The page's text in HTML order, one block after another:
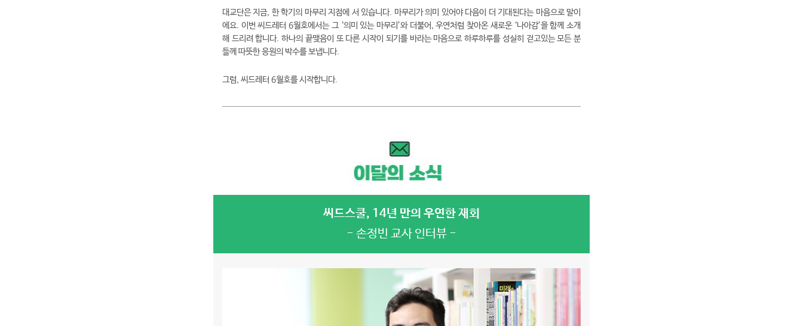
대교단은 지금, 한 학기의 마무리 지점에 서 있습니다. 마무리가 의미 있어야 다음이 더 기대된다는 마음으로 말이
에요. 이번 씨드레터 6월호에서는 그 ‘의미 있는 마무리’와 더불어, 우연처럼 찾아온 새로운 ‘나아감’을 함께 소개
해 드리려 합니다.하나의 끝맺음이 또 다른 시작이 되기를 바라는 마음으로 하루하루를 성실히 걷고있는 모든 분
들께 따뜻한 응원의 박수를 보냅니다.
그럼, 씨드레터 6월호를 시작합니다.
씨드스쿨, 14년 만의 우연한 재회
- 손정빈 교사 인터뷰 -